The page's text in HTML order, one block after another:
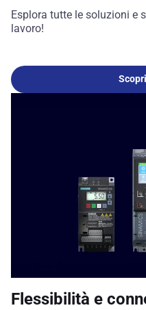
Esplora tutte le soluzioni e
lavoro!
Flessibilità e